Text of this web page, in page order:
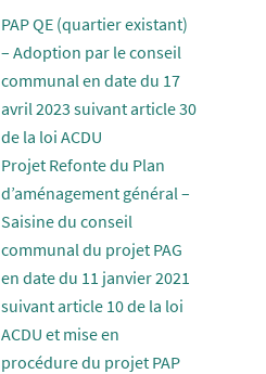
PAP QE (quartier existant)
– Adoption par le conseil
communal en date du 17
avril 2023 suivant article 30
de la loi ACDU
Projet Refonte du Plan
d’aménagement général –
Saisine du conseil
communal du projet PAG
en date du 11 janvier 2021
suivant article 10 de la loi
ACDU et mise en
procédure du projet PAP